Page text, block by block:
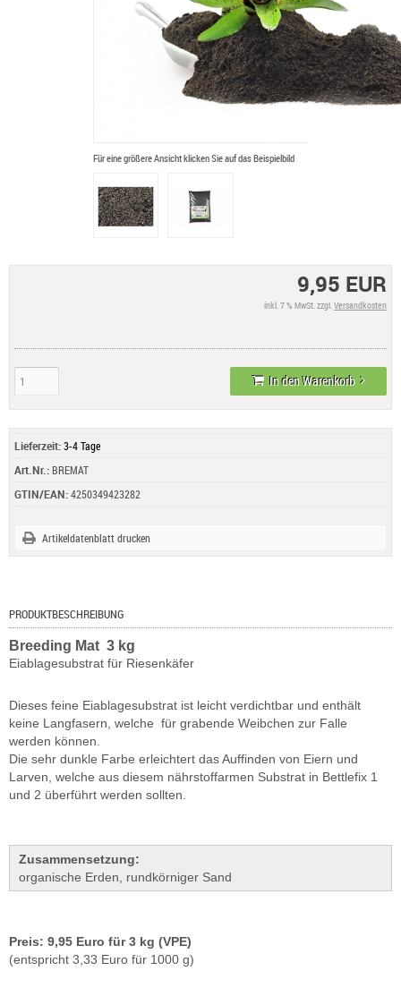
Für eine größere Ansicht klicken Sie auf das Beispielbild
9,95 EUR
inkl. 7 % MwSt. zzgl.Versandkosten
In den Warenkorb
Lieferzeit:3-4 Tage
Art.Nr.:BREMAT
GTIN/EAN:4250349423282
Artikeldatenblatt drucken
PRODUKTBESCHREIBUNG
Breeding Mat 3 kg
Eiablagesubstrat für Riesenkäfer
Dieses feine Eiablagesubstrat ist leicht verdichtbar und enthält
keine Langfasern, welche für grabende Weibchen zur Falle
werden können.
Die sehr dunkle Farbe erleichtert das Auffinden von Eiern und
Larven, welche aus diesem nährstoffarmen Substrat in Bettlefix 1
und 2 überführt werden sollten.
Zusammensetzung:
organische Erden, rundkörniger Sand
Preis: 9,95 Euro für 3 kg (VPE)
(entspricht 3,33 Euro für 1000 g)